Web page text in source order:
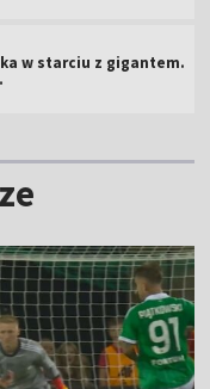
w starciu z gigantem.